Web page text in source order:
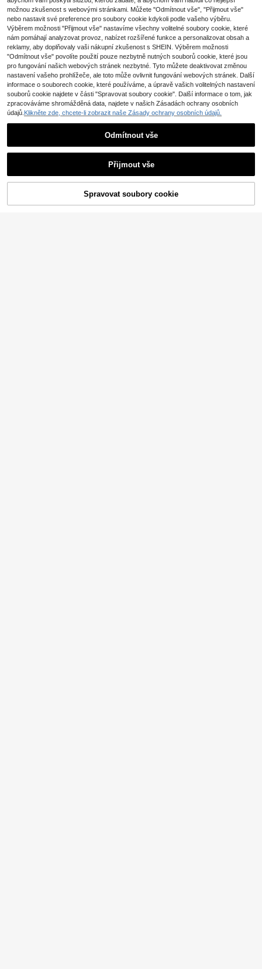
EU Warehouse SHEIN Frenchy Dáms
ké ležérní pruhované kalhoty, Dám
ské ležérní oblečení, Dámské letní
oblečení
9.49€
atým výstřihem, minimalistické vše
stranné sexy tričko bez rukávů, úpl
et s vyšívanou mušlí, vhodné na ve
nčení, dojíždění a do školy
.90€
KOUPIT NYNÍ PŘIDAT DO KOŠÍKU
možnou zkušenost s webovými stránkami. Můžete "Odmítnout vše", "Přijmout vše"
nebo nastavit své preference pro soubory cookie kdykoli podle vašeho výběru.
Výběrem možnosti "Přijmout vše" nastavíme všechny volitelné soubory cookie, které
nám pomáhají analyzovat provoz, nabízet rozšířené funkce a personalizovat obsah a
reklamy, aby doplňovaly vaši nákupní zkušenost s SHEIN. Výběrem možnosti
"Odmítnout vše" povolíte použití pouze nezbytně nutných souborů cookie, které jsou
pro fungování našich webových stránek nezbytné. Tyto můžete deaktivovat změnou
nastavení vašeho prohlížeče, ale toto může ovlivnit fungování webových stránek. Další
informace o souborech cookie, které používáme, a úpravě vašich volitelných nastavení
souborů cookie najdete v části "Spravovat soubory cookie". Další informace o tom, jak
zpracováváme shromážděná data, najdete v našich Zásadách ochrany osobních
údajů. Klikněte zde, chcete-li zobrazit naše Zásady ochrany osobních údajů.
Odmítnout vše
Přijmout vše
Spravovat soubory cookie